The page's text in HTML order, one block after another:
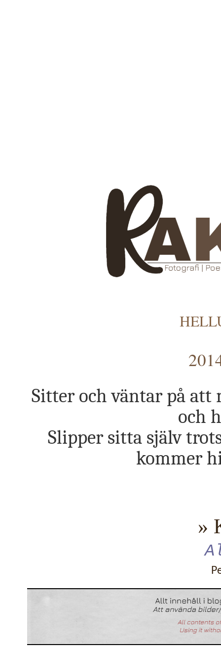
Sitter och väntar på att
och
Slipper sitta själv
kommer
»